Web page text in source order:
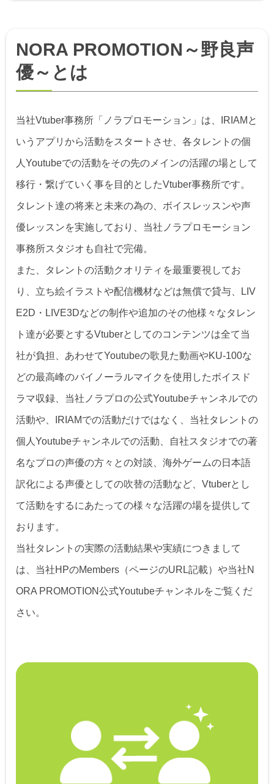
NORA PROMOTION～野良声
優～とは
当社Vtuber事務所「ノラプロモーション」は、IRIAMと
いうアプリから活動をスタートさせ、各タレントの個
人Youtubeでの活動をその先のメインの活躍の場として
移行・繋げていく事を目的としたVtuber事務所です。
タレント達の将来と未来の為の、ボイスレッスンや声
優レッスンを実施しており、当社ノラプロモーション
事務所スタジオも自社で完備。
また、タレントの活動クオリティを最重要視してお
り、立ち絵イラストや配信機材などは無償で貸与、LIV
E2D・LIVE3Dなどの制作や追加のその他様々なタレン
ト達が必要とするVtuberとしてのコンテンツは全て当
社が負担、あわせてYoutubeの歌見た動画やKU-100な
どの最高峰のバイノーラルマイクを使用したボイスド
ラマ収録、当社ノラプロの公式Youtubeチャンネルでの
活動や、IRIAMでの活動だけではなく、当社タレントの
個人Youtubeチャンネルでの活動、自社スタジオでの著
名なプロの声優の方々との対談、海外ゲームの日本語
訳化による声優としての吹替の活動など、Vtuberとし
て活動をするにあたっての様々な活躍の場を提供して
おります。
当社タレントの実際の活動結果や実績につきまして
は、当社HPのMembers（ページのURL記載）や当社N
ORA PROMOTION公式Youtubeチャンネルをご覧くだ
さい。